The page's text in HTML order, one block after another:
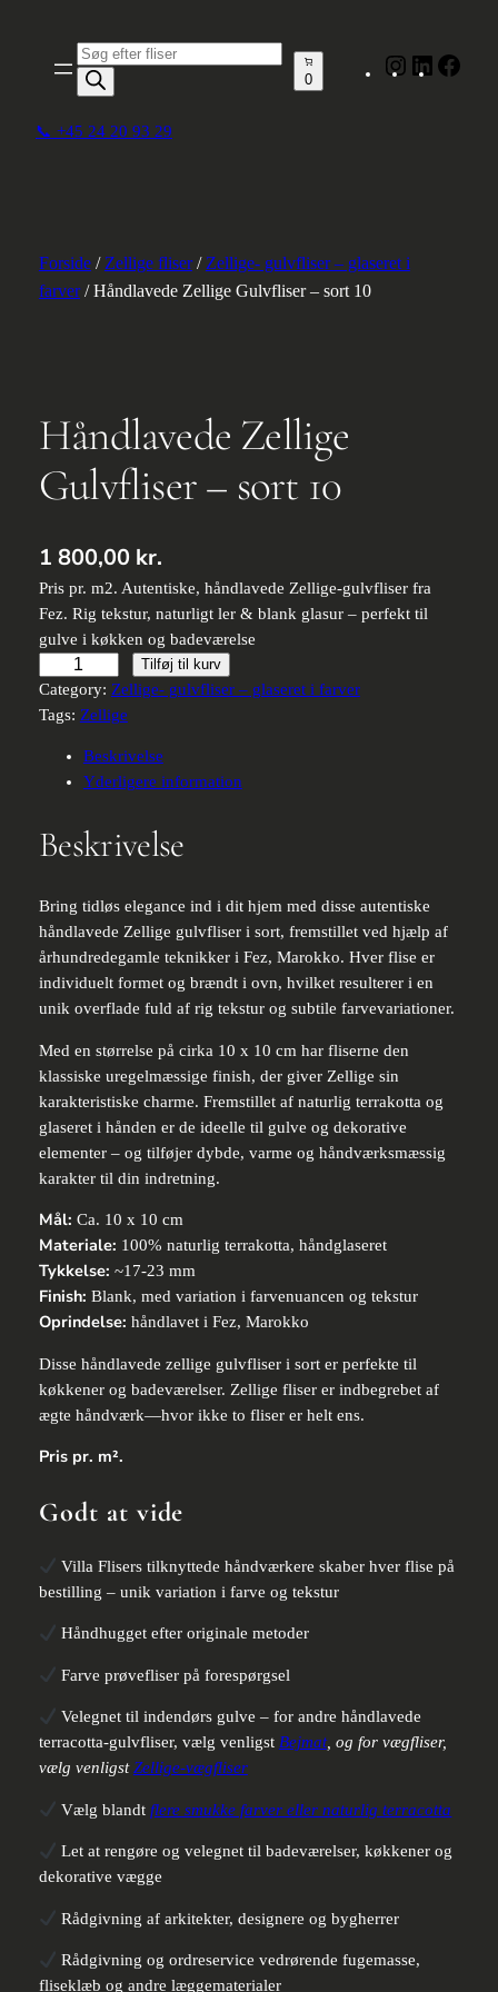
indhold
Produktsøgning
0
Instagram
LinkedIn
📞 +45 24 20 93 29
Forside/ Zellige fliser/ Zellige- gulvfliser – glaseret i
farver/ Håndlavede Zellige Gulvfliser – sort 10
Håndlavede Zellige
Gulvfliser – sort 10
1 800,00 kr.
Pris pr. m2. Autentiske, håndlavede Zellige-gulvfliser fra
Fez. Rig tekstur, naturligt ler & blank glasur – perfekt til
gulve i køkken og badeværelse
Håndlavede
Zellige
Gulvfliser
Tilføj til kurv
Category: Zellige- gulvfliser – glaseret i farver
Tags: Zellige
Beskrivelse
Yderligere information
Beskrivelse
Bring tidløs elegance ind i dit hjem med disse autentiske
håndlavede Zellige gulvfliser i sort, fremstillet ved hjælp af
århundredegamle teknikker i Fez, Marokko. Hver flise er
individuelt formet og brændt i ovn, hvilket resulterer i en
unik overflade fuld af rig tekstur og subtile farvevariationer.
Med en størrelse på cirka 10 x 10 cm har fliserne den
klassiske uregelmæssige finish, der giver Zellige sin
karakteristiske charme. Fremstillet af naturlig terrakotta og
glaseret i hånden er de ideelle til gulve og dekorative
elementer – og tilføjer dybde, varme og håndværksmæssig
karakter til din indretning.
Mål: Ca. 10 x 10 cm
Materiale: 100% naturlig terrakotta, håndglaseret
Tykkelse: ~17-23 mm
Finish: Blank, med variation i farvenuancen og tekstur
Oprindelse: håndlavet i Fez, Marokko
Disse håndlavede zellige gulvfliser i sort er perfekte til
køkkener og badeværelser. Zellige fliser er indbegrebet af
ægte håndværk—hvor ikke to fliser er helt ens.
Pris pr. m².
Godt at vide
Villa Flisers tilknyttede håndværkere skaber hver flise på
bestilling – unik variation i farve og tekstur
Håndhugget efter originale metoder
Farve prøvefliser på forespørgsel
Velegnet til indendørs gulve – for andre håndlavede
terracotta-gulvfliser, vælg venligst Bejmat, og for vægfliser,
vælg venligstZellige-vægfliser
Vælg blandtflere smukke farver eller naturlig terracotta
Let at rengøre og velegnet til badeværelser, køkkener og
dekorative vægge
Rådgivning af arkitekter, designere og bygherrer
Rådgivning og ordreservice vedrørende fugemasse,
fliseklæb og andre læggematerialer